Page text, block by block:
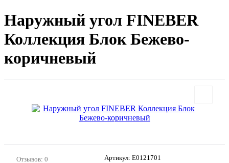
Наружный угол FINEBER
Коллекция Блок Бежево-
коричневый
Отзывов: 0 Артикул: E0121701